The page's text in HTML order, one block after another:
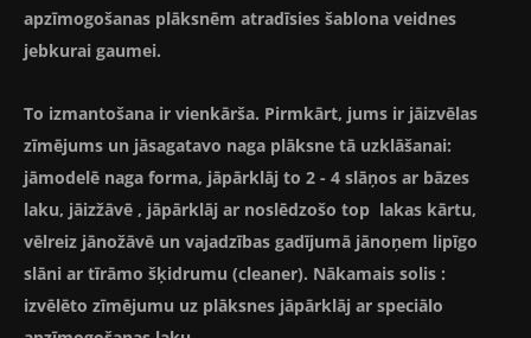
apzīmogošanas plāksnēm atradīsies šablona veidnes
jebkurai gaumei.
To izmantošana ir vienkārša. Pirmkārt, jums ir jāizvēlas
zīmējums un jāsagatavo naga plāksne tā uzklāšanai:
jāmodelē naga forma, jāpārklāj to 2 - 4 slāņos ar bāzes
laku, jāizžāvē , jāpārklāj ar noslēdzošo top lakas kārtu,
vēlreiz jānožāvē un vajadzības gadījumā jānoņem lipīgo
slāni ar tīrāmo šķidrumu (cleaner). Nākamais solis :
izvēlēto zīmējumu uz plāksnes jāpārklāj ar speciālo